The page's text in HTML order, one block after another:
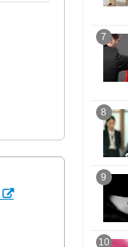
7
8
9
10